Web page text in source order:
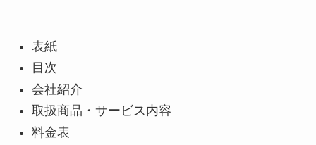
表紙
目次
会社紹介
取扱商品・サービス内容
料金表